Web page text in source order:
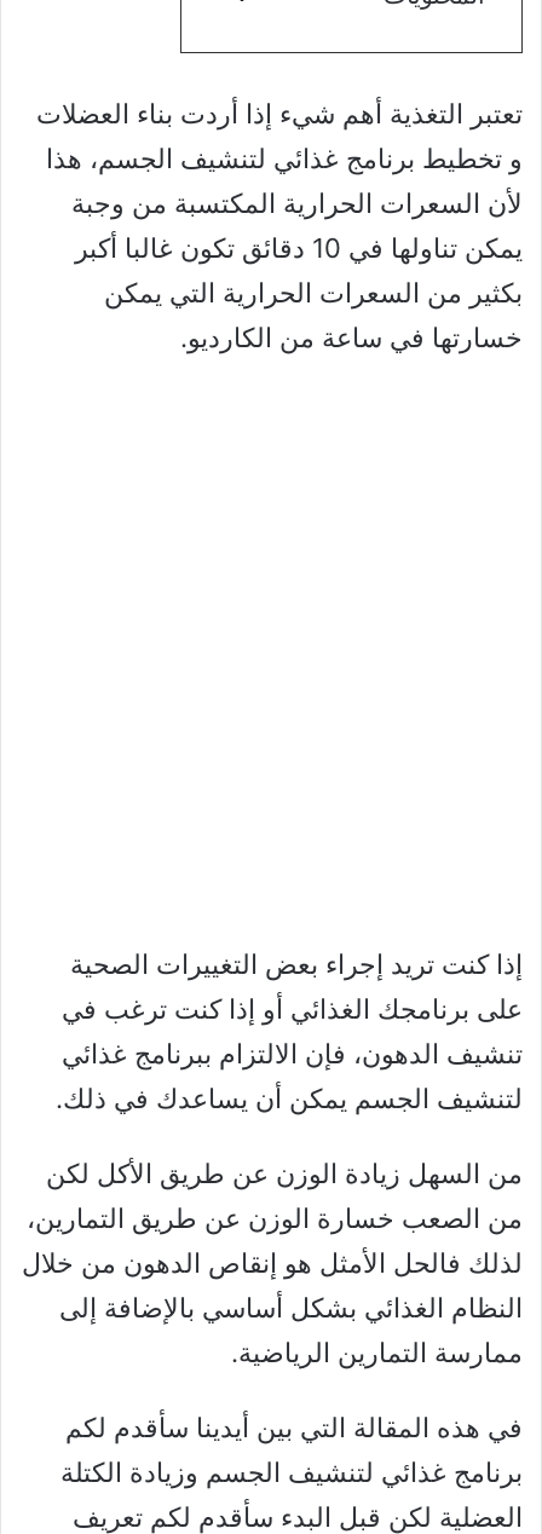
تعتبر التغذية أهم شيء إذا أردت بناء العضلات
و تخطيط برنامج غذائي لتنشيف الجسم، هذا
لأن السعرات الحرارية المكتسبة من وجبة
يمكن تناولها في 10 دقائق تكون غالبا أكبر
بكثير من السعرات الحرارية التي يمكن
خسارتها في ساعة من الكارديو.
إذا كنت تريد إجراء بعض التغييرات الصحية
على برنامجك الغذائي أو إذا كنت ترغب في
تنشيف الدهون، فإن الالتزام ببرنامج غذائي
لتنشيف الجسم يمكن أن يساعدك في ذلك.
من السهل زيادة الوزن عن طريق الأكل لكن
من الصعب خسارة الوزن عن طريق التمارين،
لذلك فالحل الأمثل هو إنقاص الدهون من خلال
النظام الغذائي بشكل أساسي بالإضافة إلى
ممارسة التمارين الرياضية.
في هذه المقالة التي بين أيدينا سأقدم لكم
برنامج غذائي لتنشيف الجسم وزيادة الكتلة
العضلية لكن قبل البدء سأقدم لكم تعريف